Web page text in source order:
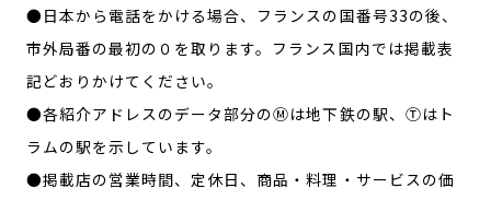
●日本から電話をかける場合、フランスの国番号33の後、
市外局番の最初の０を取ります。フランス国内では掲載表
記どおりかけてください。
●各紹介アドレスのデータ部分のⓂは地下鉄の駅、Ⓣはト
ラムの駅を示しています。
●掲載店の営業時間、定休日、商品・料理・サービスの価